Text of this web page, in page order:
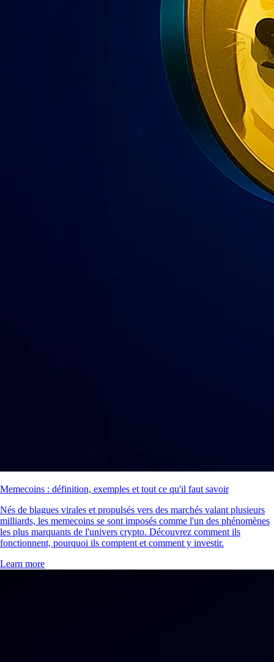
Memecoins : définition, exemples et tout ce qu'il faut savoir
Nés de blagues virales et propulsés vers des marchés valant plusieurs
milliards, les memecoins se sont imposés comme l'un des phénomènes
les plus marquants de l'univers crypto. Découvrez comment ils
fonctionnent, pourquoi ils comptent et comment y investir.
Learn more